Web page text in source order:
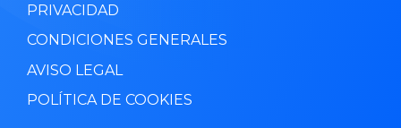
PRIVACIDAD
CONDICIONES GENERALES
AVISO LEGAL
POLÍTICA DE COOKIES